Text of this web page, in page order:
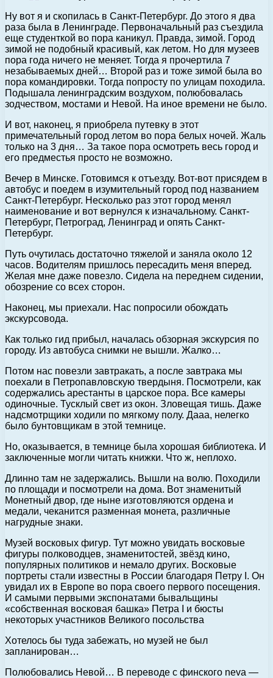
Ну вот я и скопилась в Санкт-Петербург. До этого я два
раза была в Ленинграде. Первоначальный раз съездила
еще студенткой во пора каникул. Правда, зимой. Город
зимой не подобный красивый, как летом. Но для музеев
пора года ничего не меняет. Тогда я прочертила 7
незабываемых дней… Второй раз и тоже зимой была во
пора командировки. Тогда попросту по улицам походила.
Подышала ленинградским воздухом, полюбовалась
зодчеством, мостами и Невой. На иное времени не было.
И вот, наконец, я приобрела путевку в этот
примечательный город летом во пора белых ночей. Жаль
только на 3 дня… За такое пора осмотреть весь город и
его предместья просто не возможно.
Вечер в Минске. Готовимся к отъезду. Вот-вот присядем в
автобус и поедем в изумительный город под названием
Санкт-Петербург. Несколько раз этот город менял
наименование и вот вернулся к изначальному. Санкт-
Петербург, Петроград, Ленинград и опять Санкт-
Петербург.
Путь очутилась достаточно тяжелой и заняла около 12
часов. Водителям пришлось пересадить меня вперед.
Желая мне даже повезло. Сидела на переднем сидении,
обозрение со всех сторон.
Наконец, мы приехали. Нас попросили обождать
экскурсовода.
Как только гид прибыл, началась обзорная экскурсия по
городу. Из автобуса снимки не вышли. Жалко…
Потом нас повезли завтракать, а после завтрака мы
поехали в Петропавловскую твердыня. Посмотрели, как
содержались арестанты в царское пора. Все камеры
одиночные. Тусклый свет из окон. Зловещая тишь. Даже
надсмотрщики ходили по мягкому полу. Дааа, нелегко
было бунтовщикам в этой темнице.
Но, оказывается, в темнице была хорошая библиотека. И
заключенные могли читать книжки. Что ж, неплохо.
Длинно там не задержались. Вышли на волю. Походили
по площади и посмотрели на дома. Вот знаменитый
Монетный двор, где ныне изготовляются ордена и
медали, чеканится разменная монета, различные
нагрудные знаки.
Музей восковых фигур. Тут можно увидать восковые
фигуры полководцев, знаменитостей, звёзд кино,
популярных политиков и немало других. Восковые
портреты стали известны в России благодаря Петру I. Он
увидал их в Европе во пора своего первого посещения.
И самыми первыми экспонатами бывальщины
«собственная восковая башка» Петра I и бюсты
некоторых участников Великого посольства
Хотелось бы туда забежать, но музей не был
запланирован…
Полюбовались Невой… В переводе с финского neva —